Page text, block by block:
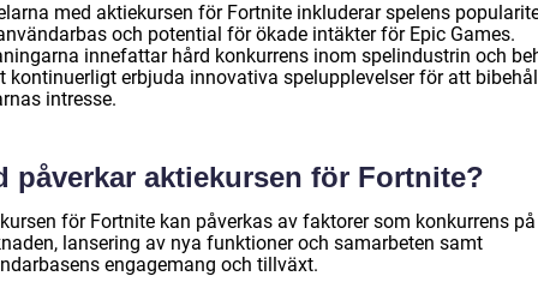
med aktiekursen för Fortnite inkluderar spelens
och potential för ökade intäkter för Epic Games.
innefattar hård konkurrens inom spelindustrin och
kontinuerligt erbjuda innovativa spelupplevelser för att
intresse.
påverkar aktiekursen för Fortnite?
för Fortnite kan påverkas av faktorer som konkurrens på
lansering av nya funktioner och samarbeten samt
engagemang och tillväxt.